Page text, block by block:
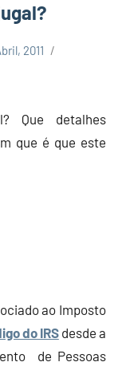
2011
Que detalhes
que é que este
ao Imposto
do IRSdesde a
de Pessoas